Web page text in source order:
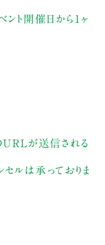
ント開催日から1ヶ
URLが送信される
ルは承っておりま